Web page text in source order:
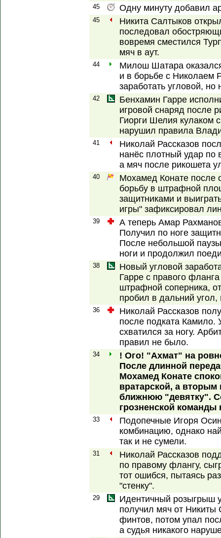
45 Одну минуту добавил
45
Никита Салтыков
последовал
вовремя сместился
мяч в аут.
44
Милош Шатара
и в борьбе с Николаем
заработать угловой,
42
Бенхамин Гарре
игровой снаряд после
Гиорги Шелия кулаком
нарушил правила
41
Николай Рассказов
нанёс плотный удар по
а мяч после рикошета
40
Мохамед Конате после
борьбу в штрафной
защитниками и
игры" зафиксировал
39
А теперь Амар
Получил по ноге
После небольшой
ноги и продолжил
38
Новый угловой
Гарре с правого
штрафной соперника,
пробил в дальний угол,
36
Николай Рассказов
после подката Камило.
схватился за ногу.
правил не было.
34
! Ого! "Ахмат" на
После длинной
Мохамед Конате
вратарской, а
ближнюю "девятку".
грозненской команды
33
Подопечные Игоря
комбинацию, однако
так и не сумели.
31
Николай Рассказов
по правому флангу,
тот ошибся, пытаясь
"стенку".
29
Идентичный розыгрыш
получил мяч от Никиты
финтов, потом упал
а судья никакого